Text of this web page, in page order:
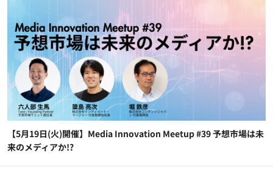
【5月19日(火)開催】Media Innovation Meetup #39 予想市場は未
来のメディアか!?